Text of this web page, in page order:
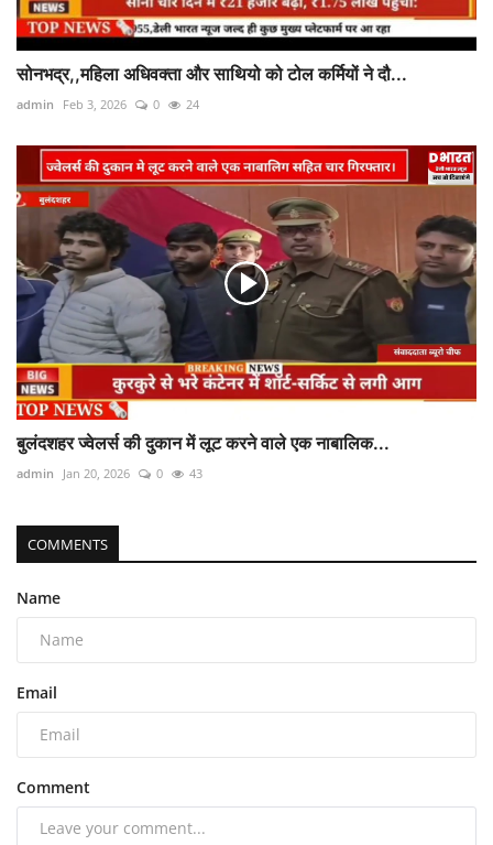
सोनभद्र,,महिला अधिवक्ता और साथियो को टोल कर्मियों ने दौ...
admin Feb 3, 2026 0 24
बुलंदशहर ज्वेलर्स की दुकान में लूट करने वाले एक नाबालिक...
admin Jan 20, 2026 0 43
COMMENTS
Name
Email
Comment